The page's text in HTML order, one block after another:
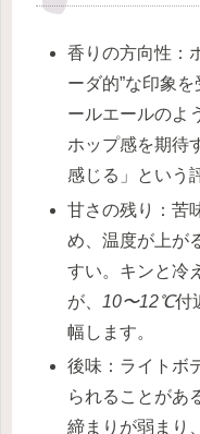
香りの方向性：
ーダ的”な印象
ールエールのよ
ホップ感を期待
感じる」という
甘さの残り：苦
め、温度が上が
すい。キンと冷
が、 10〜12℃付
幅します。
後味：ライトボ
られることがあ
締まりが弱まり